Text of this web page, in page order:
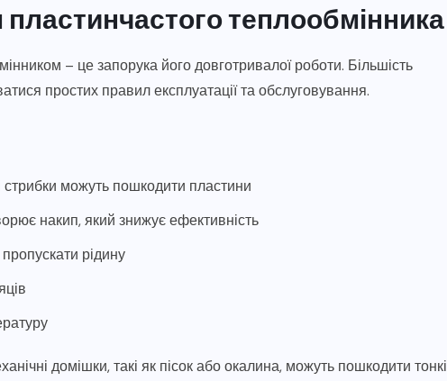
теплообмінника
– це запорука його довготривалої роботи. Більшість
простих правил експлуатації та обслуговування.
стрибки можуть пошкодити пластини
накип, який знижує ефективність
рідину
домішки, такі як пісок або окалина, можуть пошкодити тонкі